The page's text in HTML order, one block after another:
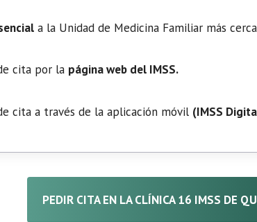
a la Unidad de Medicina Familiar más
cita por la página web del IMSS.
cita a través de la aplicación móvil (IMSS
PEDIR CITA EN LA CLÍNICA 16 IMSS DE